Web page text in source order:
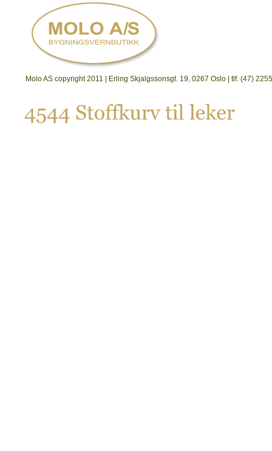
Molo AS copyright 2011 | Erling Skjalgssonsgt. 19, 0267 Oslo | tlf. (47)
4544 Stoffkurv til leker